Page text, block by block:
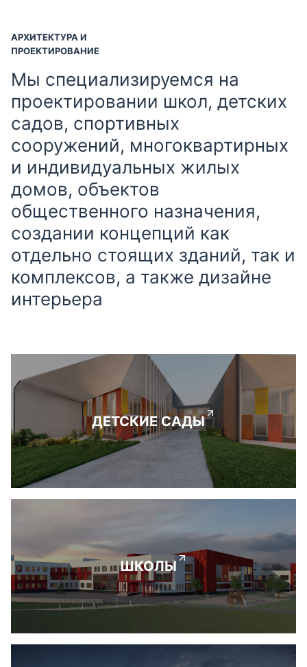
АРХИТЕКТУРА И
ПРОЕКТИРОВАНИЕ
Мы специализируемся на
проектировании школ, детских
садов, спортивных
сооружений, многоквартирных
и индивидуальных жилых
домов, объектов
общественного назначения,
создании концепций как
отдельно стоящих зданий, так и
комплексов, а также дизайне
интерьера
ДЕТСКИЕ САДЫ
ШКОЛЫ